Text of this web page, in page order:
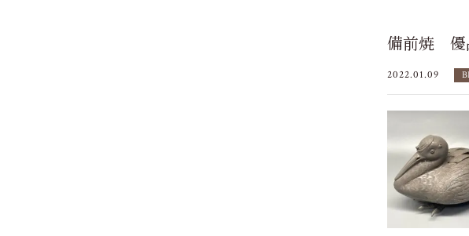
備前焼 優
2022.01.09